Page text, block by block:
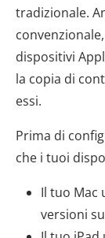
tradizionale.
dispositivi
la copia di
essi.
Prima di
che i tuoi
Il tuo Mac
versioni